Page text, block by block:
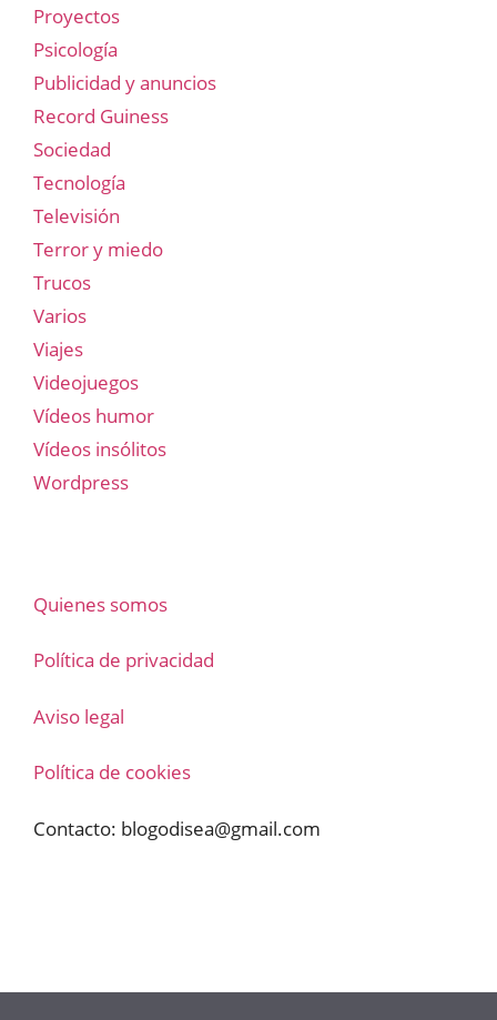
Proyectos
Psicología
Publicidad y anuncios
Record Guiness
Sociedad
Tecnología
Televisión
Terror y miedo
Trucos
Varios
Viajes
Videojuegos
Vídeos humor
Vídeos insólitos
Wordpress
Quienes somos
Política de privacidad
Aviso legal
Política de cookies
Contacto: blogodisea@gmail.com